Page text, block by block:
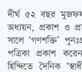
দীর্ঘ ৫২ বছর
অধ্যয়ন, প্রকাশ ও
সালে ‘গণশক্তি’
পত্রিকা প্রকাশ
হিন্দিতে দৈনিক